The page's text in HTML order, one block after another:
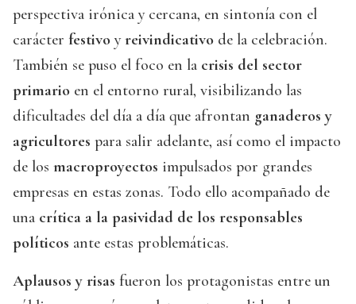
perspectiva irónica y cercana, en sintonía con el
carácter festivo yreivindicativo de la celebración.
También se puso el foco en la crisis del sector
primario en el entorno rural, visibilizando las
dificultades del día a día que afrontan ganaderos y
agricultores para salir adelante, así como el impacto
de los macroproyectos impulsados por grandes
empresas en estas zonas. Todo ello acompañado de
una crítica a la pasividad de los responsables
políticos ante estas problemáticas.
Aplausos y risas fueron los protagonistas entre un